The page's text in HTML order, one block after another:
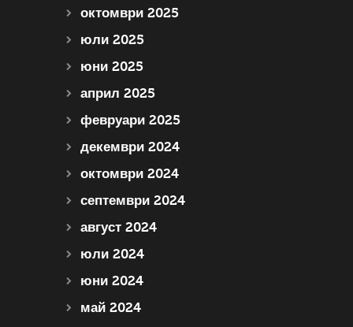
октомври 2025
юли 2025
юни 2025
април 2025
февруари 2025
декември 2024
октомври 2024
септември 2024
август 2024
юли 2024
юни 2024
май 2024